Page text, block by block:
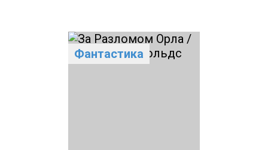
Фантастика